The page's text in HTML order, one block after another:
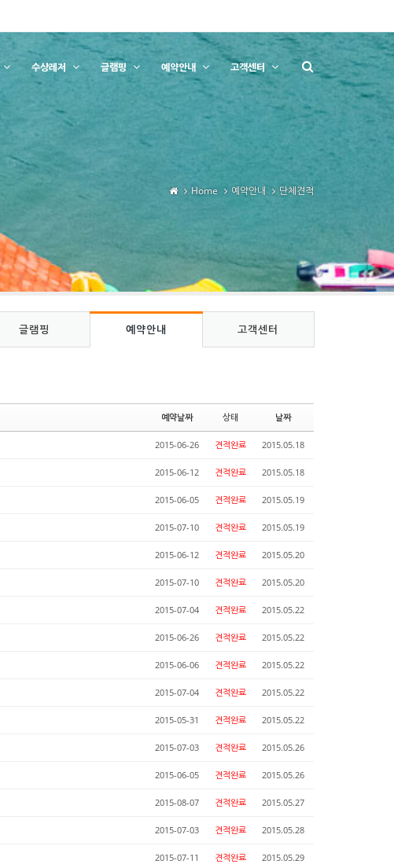
수상레저 글램핑 예약안내 고객센터
Home 예약안내 단체견적
글램핑 예약안내 고객센터
예약날짜 상태 날짜
2015-06-26 견적완료 2015.05.18
2015-06-12 견적완료 2015.05.18
2015-06-05 견적완료 2015.05.19
2015-07-10 견적완료 2015.05.19
2015-06-12 견적완료 2015.05.20
2015-07-10 견적완료 2015.05.20
2015-07-04 견적완료 2015.05.22
2015-06-26 견적완료 2015.05.22
2015-06-06 견적완료 2015.05.22
2015-07-04 견적완료 2015.05.22
2015-05-31 견적완료 2015.05.22
2015-07-03 견적완료 2015.05.26
2015-06-05 견적완료 2015.05.26
2015-08-07 견적완료 2015.05.27
2015-07-03 견적완료 2015.05.28
2015-07-11 견적완료 2015.05.29